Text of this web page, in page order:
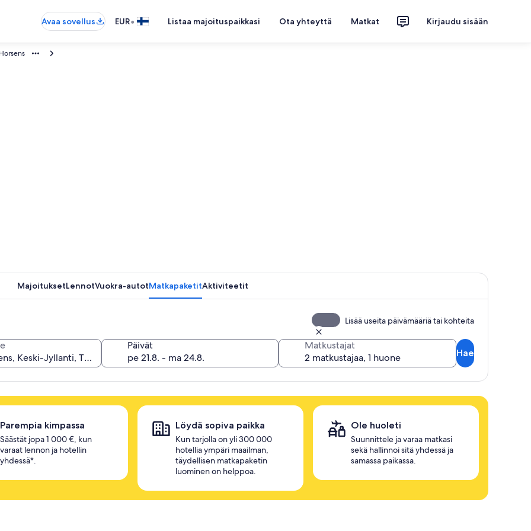
Avaa sovellus EUR• Listaa majoituspaikkasi Ota yhteyttä Matkat Kirjaudu sisään
Horsens
MajoituksetLennotVuokra-autotMatkapaketitAktiviteetit
Lisää useita päivämääriä tai kohteita
Päivät Matkustajat
Hae
Parempia kimpassa
Säästät jopa 1 000 €, kun
varaat lennon ja hotellin
yhdessä*.
Löydä sopiva paikka
Kun tarjolla on yli 300 000
hotellia ympäri maailman,
täydellisen matkapaketin
luominen on helppoa.
Ole huoleti
Suunnittele ja varaa matkasi
sekä hallinnoi sitä yhdessä ja
samassa paikassa.